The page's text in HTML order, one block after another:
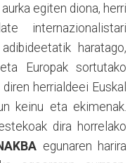
egiten diona, herri
internazionalistari
haratago,
Europak sortutako
herrialdeei Euskal
keinu eta ekimenak.
dira horrelako
egunaren harira